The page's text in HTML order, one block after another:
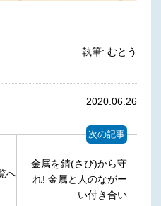
執筆: むとう
2020.06.26
へ
次の記事
金属を錆(さび)から守
れ! 金属と人のながー
い付き合い